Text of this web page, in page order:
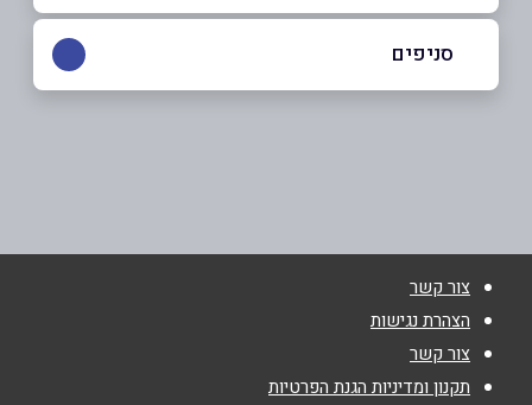
נושא*
סניפים
צור קשר
הצהרת נגישות
צור קשר
תקנון ומדיניות הגנת הפרטיות